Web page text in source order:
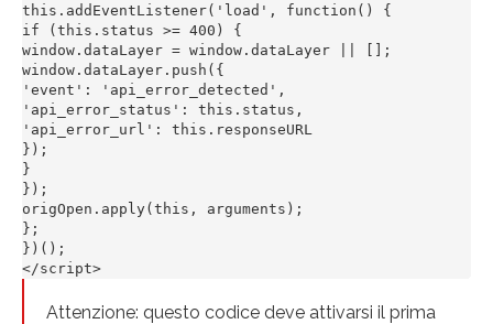
this.addEventListener('load', function() {
if (this.status >= 400) {
window.dataLayer = window.dataLayer || [];
window.dataLayer.push({
'event': 'api_error_detected',
'api_error_status': this.status,
'api_error_url': this.responseURL
});
}
});
origOpen.apply(this, arguments);
};
})();
</script>
Attenzione: questo codice deve attivarsi il prima